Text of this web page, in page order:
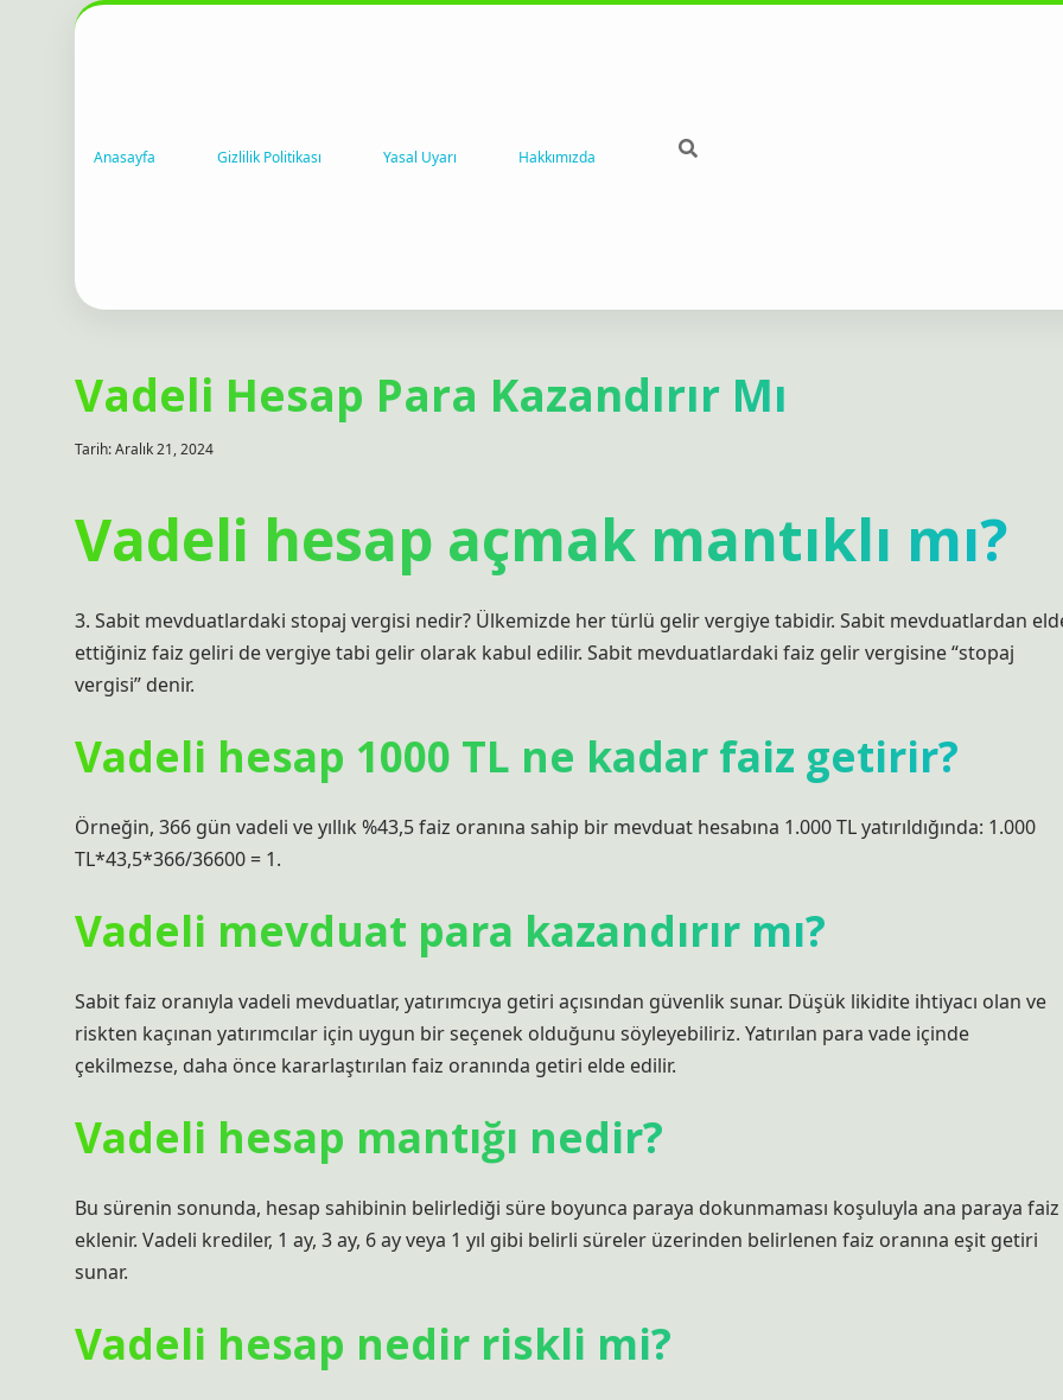
Anasayfa Gizlilik Politikası Yasal Uyarı Hakkımızda
Vadeli Hesap Para Kazandırır Mı
Tarih: Aralık 21, 2024
Vadeli hesap açmak mantıklı mı?
3. Sabit mevduatlardaki stopaj vergisi nedir? Ülkemizde her türlü gelir vergiye tabidir. Sabit mevduatlardan
ettiğiniz faiz geliri de vergiye tabi gelir olarak kabul edilir. Sabit mevduatlardaki faiz gelir vergisine “stopaj
vergisi” denir.
Vadeli hesap 1000 TL ne kadar faiz getirir?
Örneğin, 366 gün vadeli ve yıllık %43,5 faiz oranına sahip bir mevduat hesabına 1.000 TL yatırıldığında: 1.000
TL*43,5*366/36600 = 1.
Vadeli mevduat para kazandırır mı?
Sabit faiz oranıyla vadeli mevduatlar, yatırımcıya getiri açısından güvenlik sunar. Düşük likidite ihtiyacı olan ve
riskten kaçınan yatırımcılar için uygun bir seçenek olduğunu söyleyebiliriz. Yatırılan para vade içinde
çekilmezse, daha önce kararlaştırılan faiz oranında getiri elde edilir.
Vadeli hesap mantığı nedir?
Bu sürenin sonunda, hesap sahibinin belirlediği süre boyunca paraya dokunmaması koşuluyla ana paraya faiz
eklenir. Vadeli krediler, 1 ay, 3 ay, 6 ay veya 1 yıl gibi belirli süreler üzerinden belirlenen faiz oranına eşit getiri
sunar.
Vadeli hesap nedir riskli mi?